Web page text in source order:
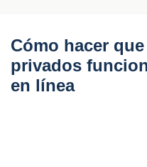
Cómo hacer
privados
en línea